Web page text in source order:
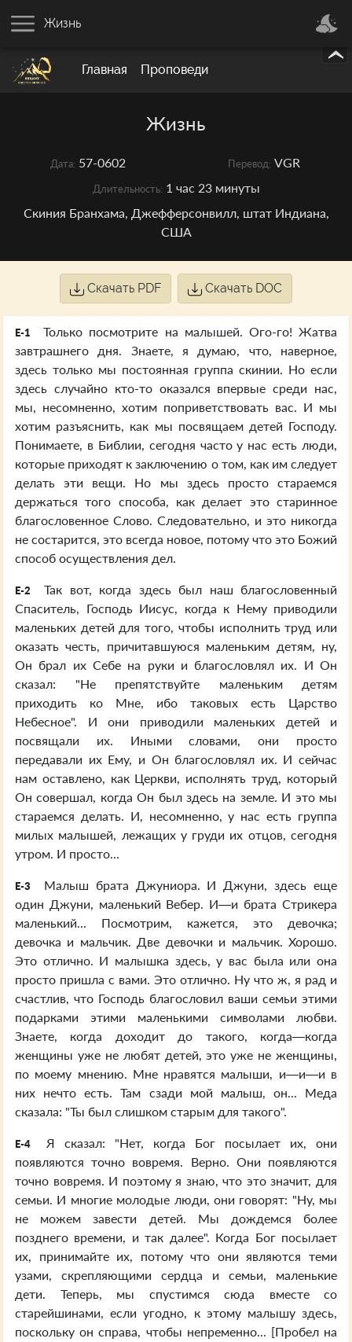
Главная Проповеди
Жизнь
Жизнь
Дата: 57-0602 Перевод: VGR
Длительность: 1 час 23 минуты
Скиния Бранхама, Джефферсонвилл, штат Индиана,
США
Скачать PDF Скачать DOC
E-1
Только посмотрите на малышей. Ого-го! Жатва
завтрашнего дня. Знаете, я думаю, что, наверное,
здесь только мы постоянная группа скинии. Но если
здесь случайно кто-то оказался впервые среди нас,
мы, несомненно, хотим поприветствовать вас. И мы
хотим разъяснить, как мы посвящаем детей Господу.
Понимаете, в Библии, сегодня часто у нас есть люди,
которые приходят к заключению о том, как им следует
делать эти вещи. Но мы здесь просто стараемся
держаться того способа, как делает это старинное
благословенное Слово. Следовательно, и это никогда
не состарится, это всегда новое, потому что это Божий
способ осуществления дел.
E-2
Так вот, когда здесь был наш благословенный
Спаситель, Господь Иисус, когда к Нему приводили
маленьких детей для того, чтобы исполнить труд или
оказать честь, причитавшуюся маленьким детям, ну,
Он брал их Себе на руки и благословлял их. И Он
сказал: "Не препятствуйте маленьким детям
приходить ко Мне, ибо таковых есть Царство
Небесное". И они приводили маленьких детей и
посвящали их. Иными словами, они просто
передавали их Ему, и Он благословлял их. И сейчас
нам оставлено, как Церкви, исполнять труд, который
Он совершал, когда Он был здесь на земле. И это мы
стараемся делать. И, несомненно, у нас есть группа
милых малышей, лежащих у груди их отцов, сегодня
утром. И просто...
E-3
Малыш брата Джуниора. И Джуни, здесь еще
один Джуни, маленький Вебер. И—и брата Стрикера
маленький... Посмотрим, кажется, это девочка;
девочка и мальчик. Две девочки и мальчик. Хорошо.
Это отлично. И малышка здесь, у вас была или она
просто пришла с вами. Это отлично. Ну что ж, я рад и
счастлив, что Господь благословил ваши семьи этими
подарками этими маленькими символами любви.
Знаете, когда доходит до такого, когда—когда
женщины уже не любят детей, это уже не женщины,
по моему мнению. Мне нравятся малыши, и—и—и в
них нечто есть. Там сзади мой малыш, он... Меда
сказала: "Ты был слишком старым для такого".
E-4
Я сказал: "Нет, когда Бог посылает их, они
появляются точно вовремя. Верно. Они появляются
точно вовремя. И поэтому я знаю, что это значит, для
семьи. И многие молодые люди, они говорят: "Ну, мы
не можем завести детей. Мы дождемся более
позднего времени, и так далее". Когда Бог посылает
их, принимайте их, потому что они являются теми
узами, скрепляющими сердца и семьи, маленькие
дети. Теперь, мы спустимся сюда вместе со
старейшинами, если угодно, к этому малышу здесь,
поскольку он справа, чтобы непременно... [Пробел на